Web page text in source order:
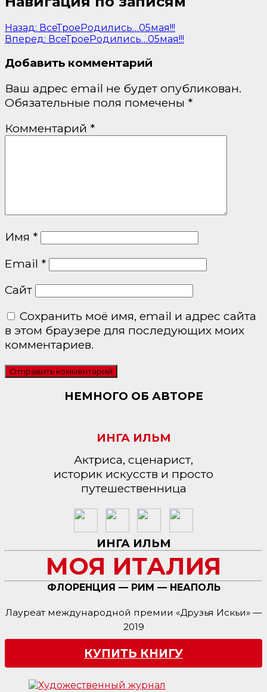
Назад: ВсеТроеРодились…05мая!!!
Вперед: ВсеТроеРодились…05мая!!!
Добавить комментарий
Ваш адрес email не будет опубликован.
Обязательные поля помечены *
Комментарий *
Имя *
Email *
Сайт
Сохранить моё имя, email и адрес сайта
в этом браузере для последующих моих
комментариев.
НЕМНОГО ОБ АВТОРЕ
ИНГА ИЛЬМ
Актриса, сценарист,
историк искусств и просто
путешественница
ИНГА ИЛЬМ
МОЯ ИТАЛИЯ
ФЛОРЕНЦИЯ — РИМ — НЕАПОЛЬ
Лауреат международной премии «Друзья Искьи» —
2019
КУПИТЬ КНИГУ